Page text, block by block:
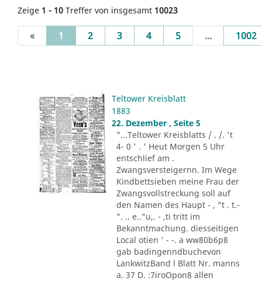
Zeige 1 - 10 Treffer von insgesamt 10023
« 1 (current)
2 3 4 5 ... 1002
Teltower Kreisblatt
1883
22. Dezember , Seite 5
"...Teltower Kreisblatts / . /. 't
4- 0 ' . ' Heut Morgen 5 Uhr
entschlief am .
Zwangsversteigernn. Im Wege
Kindbettsieben meine Frau der
Zwangsvollstreckung soll auf
den Namen des Haupt - , "t . t.-
". .. e.."u,. - ,ti tritt im
Bekanntmachung. diesseitigen
Local otien ' - -. a ww80b6p8
gab badingenndbuchevon
LankwitzBand l Blatt Nr. manns
a. 37 D. :7iroOpon8 allen